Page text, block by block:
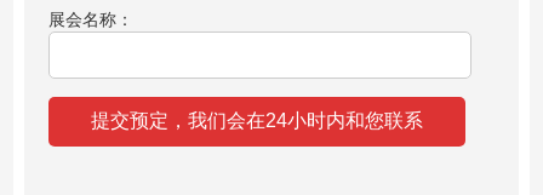
展会名称：